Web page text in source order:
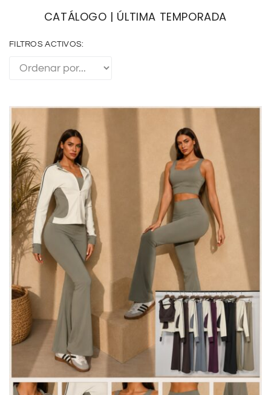
BEAUTY
BISUTERIA
BOLSOS Y MONEDEROS
CALZADO
COMPLEMENTOS
TECNOLOGIA
HOGAR
TARJETAS REGALO
CATÁLOGO | ÚLTIMA TEMPORADA
FILTROS ACTIVOS: